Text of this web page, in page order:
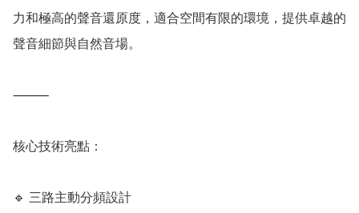
力和極高的聲音還原度，適合空間有限的環境，提供卓越的
聲音細節與自然音場。
⸻
核心技術亮點：
🔹 三路主動分頻設計